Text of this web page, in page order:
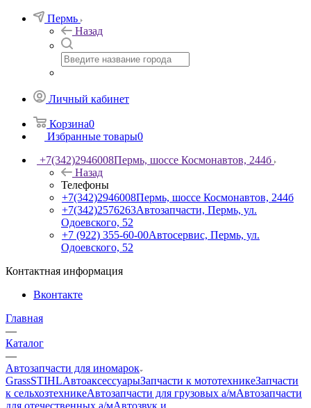
Пермь
Назад
Личный кабинет
Корзина0
Избранные товары0
+7(342)2946008Пермь, шоссе Космонавтов, 244б
Назад
Телефоны
+7(342)2946008Пермь, шоссе Космонавтов, 244б
+7(342)2576263Автозапчасти, Пермь, ул.
Одоевского, 52
+7 (922) 355-60-00Автосервис, Пермь, ул.
Одоевского, 52
Контактная информация
Вконтакте
Главная
—
Каталог
—
Автозапчасти для иномарок
GrassSTIHLАвтоаксессуарыЗапчасти к мототехникеЗапчасти
к сельхозтехникеАвтозапчасти для грузовых а/мАвтозапчасти
для отечественных а/мАвтозвук и